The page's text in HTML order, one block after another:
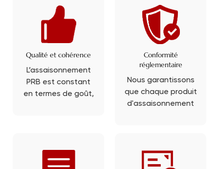
Qualité et cohérence
L’assaisonnement
PRB est constant
en termes de goût,
produits finaux.
Conformité
réglementaire
Nous garantissons
que chaque produit
d'assaisonnement
qualité de
fabrication.